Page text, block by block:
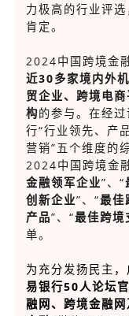
力极高的行业评
肯定。
2024中国跨境金
近30多家境内外
贸企业、跨境电
构的参与。在经
行“行业领先、产
营销”五个维度的
2024中国跨境金
金融领军企业”、“
创新企业”、“最佳
产品”、“最佳跨境
单。
为充分发扬民主
易银行50人论坛
融网、跨境金融网